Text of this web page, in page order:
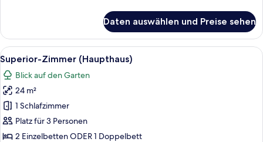
Zimmer
(Haupthaus)
Daten auswählen und Preise sehen
Alle
Fotos
für
Superior-
Zimmer
(Haupthaus)
anzeigen
Superior-Zimmer (Haupthaus) |
8
Superior-Zimmer (Haupthaus)
Blick auf den Garten
24 m²
1 Schlafzimmer
Platz für 3 Personen
2 Einzelbetten ODER 1 Doppelbett